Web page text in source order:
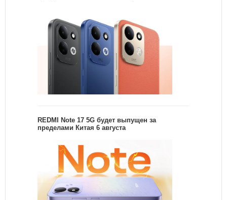
REDMI Note 17 5G будет выпущен за
пределами Китая 6 августа